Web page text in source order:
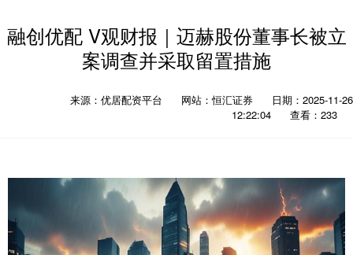
融创优配 V观财报｜迈赫股份董事长被立
案调查并采取留置措施
来源：优居配资平台 网站：恒汇证券
日期：2025-11-26
12:22:04
查看：233